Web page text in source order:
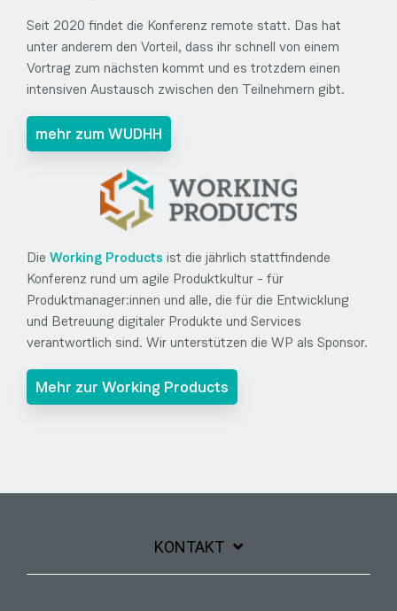
Seit 2020 findet die Konferenz remote statt. Das hat
unter anderem den Vorteil, dass ihr schnell von einem
Vortrag zum nächsten kommt und es trotzdem einen
intensiven Austausch zwischen den Teilnehmern gibt.
mehr zum WUDHH
Die Working Products ist die jährlich stattfindende
Konferenz rund um agile Produktkultur - für
Produktmanager:innen und alle, die für die Entwicklung
und Betreuung digitaler Produkte und Services
verantwortlich sind. Wir unterstützen die WP als Sponsor.
Mehr zur Working Products
KONTAKT